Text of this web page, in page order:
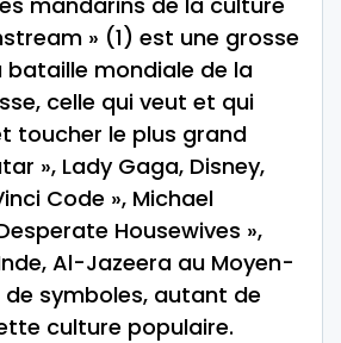
» (1) est une grosse
bataille mondiale de la
celle qui veut et qui
toucher le plus grand
», Lady Gaga, Disney,
Code », Michael
Housewives »,
Al-Jazeera au Moyen-
symboles, autant de
culture populaire.